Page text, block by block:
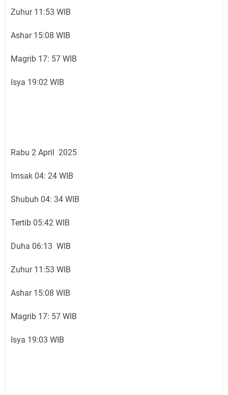
Zuhur 11:53 WIB
Ashar 15:08 WIB
Magrib 17: 57 WIB
Isya 19:02 WIB
Rabu 2 April 2025
Imsak 04: 24 WIB
Shubuh 04: 34 WIB
Tertib 05:42 WIB
Duha 06:13 WIB
Zuhur 11:53 WIB
Ashar 15:08 WIB
Magrib 17: 57 WIB
Isya 19:03 WIB